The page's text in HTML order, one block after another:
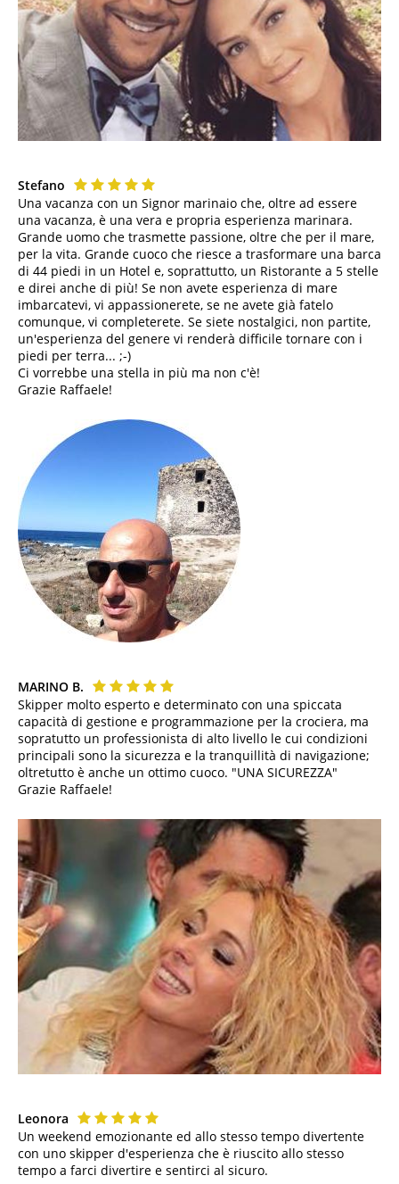
Stefano
Una vacanza con un Signor marinaio che, oltre ad essere
una vacanza, è una vera e propria esperienza marinara.
Grande uomo che trasmette passione, oltre che per il mare,
per la vita. Grande cuoco che riesce a trasformare una barca
di 44 piedi in un Hotel e, soprattutto, un Ristorante a 5 stelle
e direi anche di più! Se non avete esperienza di mare
imbarcatevi, vi appassionerete, se ne avete già fatelo
comunque, vi completerete. Se siete nostalgici, non partite,
un'esperienza del genere vi renderà difficile tornare con i
piedi per terra... ;-)
Ci vorrebbe una stella in più ma non c'è!
Grazie Raffaele!
MARINO B.
Skipper molto esperto e determinato con una spiccata
capacità di gestione e programmazione per la crociera, ma
sopratutto un professionista di alto livello le cui condizioni
principali sono la sicurezza e la tranquillità di navigazione;
oltretutto è anche un ottimo cuoco. "UNA SICUREZZA"
Grazie Raffaele!
Leonora
Un weekend emozionante ed allo stesso tempo divertente
con uno skipper d'esperienza che è riuscito allo stesso
tempo a farci divertire e sentirci al sicuro.